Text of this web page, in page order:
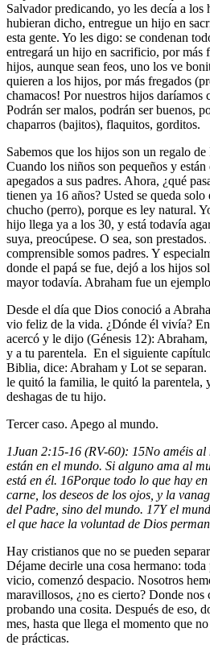
Salvador predicando, yo les decía a los
hubieran dicho, entregue un hijo en
esta gente. Yo les digo: se condenan
entregará un hijo en sacrificio, por más
hijos, aunque sean feos, uno los ve
quieren a los hijos, por más fregados
chamacos! Por nuestros hijos daríamos
Podrán ser malos, podrán ser buenos,
chaparros (bajitos), flaquitos, gorditos.
Sabemos que los hijos son un regalo
Cuando los niños son pequeños y
apegados a sus padres. Ahora, ¿qué
tienen ya 16 años? Usted se queda
chucho (perro), porque es ley natural.
hijo llega ya a los 30, y está todavía
suya, preocúpese. O sea, son
comprensible somos padres. Y
donde el papá se fue, dejó a los hijos
mayor todavía. Abraham fue un
Desde el día que Dios conoció a
vio feliz de la vida. ¿Dónde él vivía?
acercó y le dijo (Génesis 12):
y a tu parentela. En el siguiente
Biblia, dice: Abraham y Lot se
le quitó la familia, le quitó la parentela,
deshagas de tu hijo.
Tercer caso. Apego al mundo.
1Juan 2:15-16 (RV-60): 15No améis al
están en el mundo. Si alguno ama al
está en él. 16Porque todo lo que hay
carne, los deseos de los ojos, y la
del Padre, sino del mundo. 17Y el
el que hace la voluntad de Dios
Hay cristianos que no se pueden
Déjame decirle una cosa hermano:
vicio, comenzó despacio. Nosotros
maravillosos, ¿no es cierto? Donde
probando una cosita. Después de eso,
mes, hasta que llega el momento que
de prácticas.